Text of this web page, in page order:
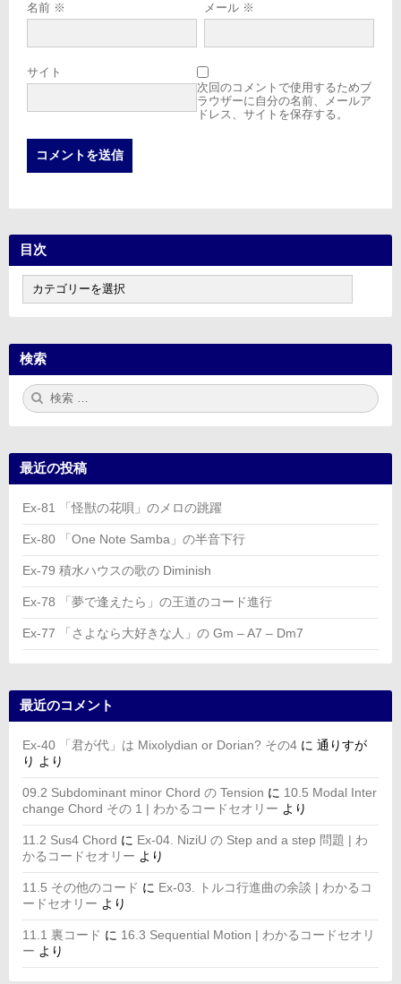
名前 ※ メール ※
サイト
次回のコメントで使用するためブ
ラウザーに自分の名前、メールア
ドレス、サイトを保存する。
目次
次
検索
検
索:
最近の投稿
Ex-81 「怪獣の花唄」のメロの跳躍
Ex-80 「One Note Samba」の半音下行
Ex-79 積水ハウスの歌の Diminish
Ex-78 「夢で逢えたら」の王道のコード進行
Ex-77 「さよなら大好きな人」の Gm – A7 – Dm7
最近のコメント
Ex-40 「君が代」は Mixolydian or Dorian? その4 に 通りすが
り より
09.2 Subdominant minor Chord の Tension に 10.5 Modal Inter
change Chord その 1 | わかるコードセオリー より
11.2 Sus4 Chord に Ex-04. NiziU の Step and a step 問題 | わ
かるコードセオリー より
11.5 その他のコード に Ex-03. トルコ行進曲の余談 | わかるコ
ードセオリー より
11.1 裏コード に 16.3 Sequential Motion | わかるコードセオリ
ー より